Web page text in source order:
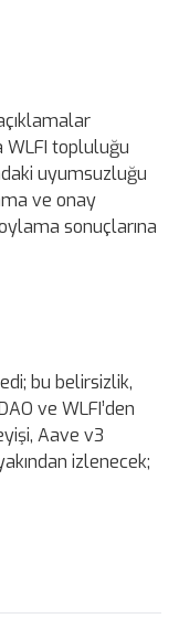
WLFI topluluğu
uyumsuzluğu
ve onay
sonuçlarına
bu belirsizlik,
ve WLFI’den
Aave v3
izlenecek;